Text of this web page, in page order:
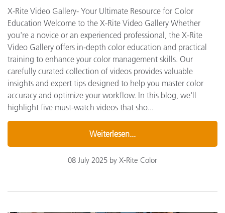
X-Rite Video Gallery- Your Ultimate Resource for Color
Education Welcome to the X-Rite Video Gallery Whether
you're a novice or an experienced professional, the X-Rite
Video Gallery offers in-depth color education and practical
training to enhance your color management skills. Our
carefully curated collection of videos provides valuable
insights and expert tips designed to help you master color
accuracy and optimize your workflow. In this blog, we'll
highlight five must-watch videos that sho...
Weiterlesen...
08 July 2025 by X-Rite Color